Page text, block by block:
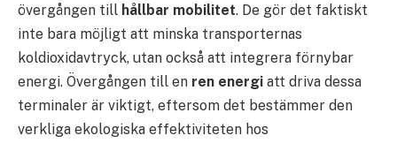
övergången till hållbar mobilitet. De gör det faktiskt
inte bara möjligt att minska transporternas
koldioxidavtryck, utan också att integrera förnybar
energi. Övergången till en ren energi att driva dessa
terminaler är viktigt, eftersom det bestämmer den
verkliga ekologiska effektiviteten hos